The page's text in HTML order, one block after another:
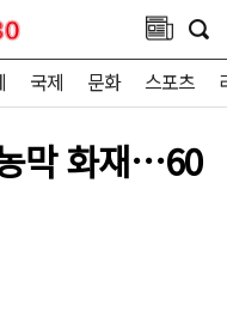
국제 문화 스포츠
막 화재…60